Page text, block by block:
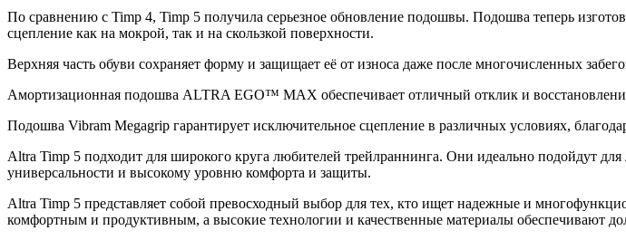
По сравнению с Timp 4, Timp 5 получила серьезное обновление подошвы. Подошва теперь
сцепление как на мокрой, так и на скользкой поверхности.
Верхняя часть обуви сохраняет форму и защищает её от износа даже после многочисленных
Амортизационная подошва ALTRA EGO™ MAX обеспечивает отличный отклик и
Подошва Vibram Megagrip гарантирует исключительное сцепление в различных условиях,
Altra Timp 5 подходит для широкого круга любителей трейлраннинга. Они идеально подойдут
универсальности и высокому уровню комфорта и защиты.
Altra Timp 5 представляет собой превосходный выбор для тех, кто ищет надежные и
комфортным и продуктивным, а высокие технологии и качественные материалы обеспечивают